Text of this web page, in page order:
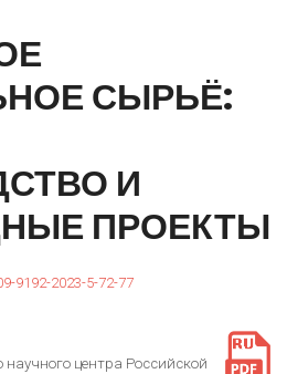
СЫРЬЁ:
И
ПРОЕКТЫ
9192-2023-5-72-77
центра Российской